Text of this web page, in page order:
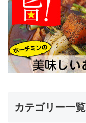
カテゴリー一覧